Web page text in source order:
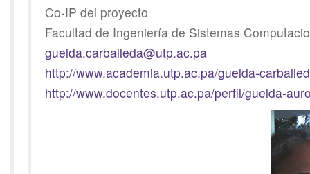
Co-IP del proyecto
Facultad de Ingeniería de Sistemas
guelda.carballeda@utp.ac.pa
http://www.academia.utp.ac.pa/guelda-
http://www.docentes.utp.ac.pa/perfil/guelda-